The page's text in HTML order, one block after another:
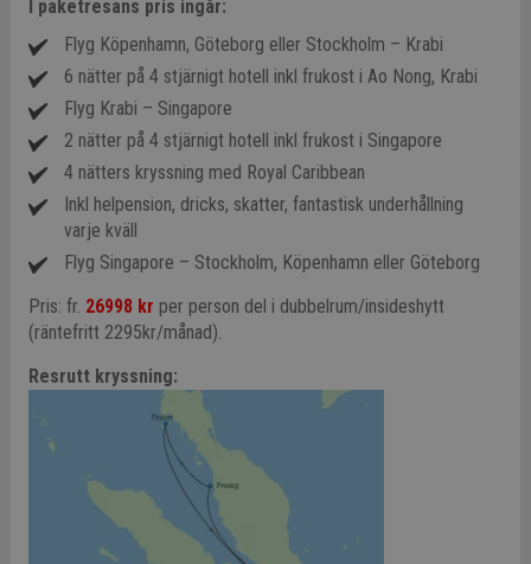
I paketresans pris ingår:
Flyg Köpenhamn, Göteborg eller Stockholm – Krabi
6 nätter på 4 stjärnigt hotell inkl frukost i Ao Nong, Krabi
Flyg Krabi – Singapore
2 nätter på 4 stjärnigt hotell inkl frukost i Singapore
4 nätters kryssning med Royal Caribbean
Inkl helpension, dricks, skatter, fantastisk underhållning
varje kväll
Flyg Singapore – Stockholm, Köpenhamn eller Göteborg
Pris: fr. 26998 kr per person del i dubbelrum/insideshytt
(räntefritt 2295kr/månad).
Resrutt kryssning: